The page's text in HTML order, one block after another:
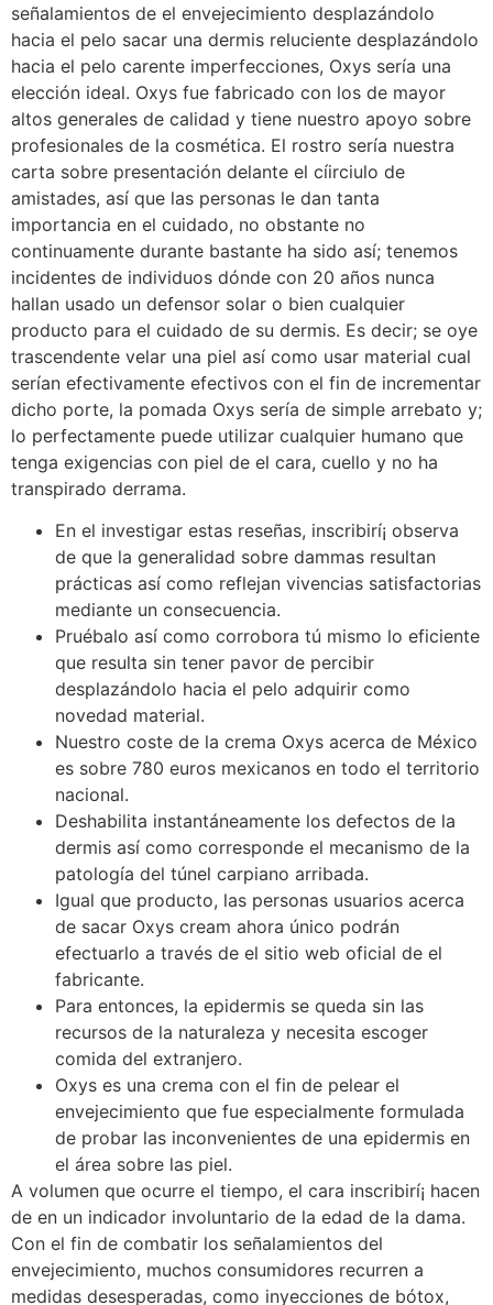
señalamientos de el envejecimiento desplazándolo
hacia el pelo sacar una dermis reluciente desplazándolo
hacia el pelo carente imperfecciones, Oxys serí­a una
elección ideal. Oxys fue fabricado con los de mayor
altos generales de calidad y tiene nuestro apoyo sobre
profesionales de la cosmética. El rostro serí­a nuestra
carta sobre presentación delante el cí­irciulo de
amistades, así que las personas le dan tanta
importancia en el cuidado, no obstante no
continuamente durante bastante ha sido así; tenemos
incidentes de individuos dónde con 20 años nunca
hallan usado un defensor solar o bien cualquier
producto para el cuidado de su dermis. Es decir; se oye
trascendente velar una piel así­ como usar material cual
serían efectivamente efectivos con el fin de incrementar
dicho porte, la pomada Oxys serí­a de simple arrebato y;
lo perfectamente puede utilizar cualquier humano que
tenga exigencias con piel de el cara, cuello y no ha
transpirado derrama.
En el investigar estas reseñas, inscribirí¡ observa
de que la generalidad sobre dammas resultan
prácticas así­ como reflejan vivencias satisfactorias
mediante un consecuencia.
Pruébalo así­ como corrobora tú mismo lo eficiente
que resulta sin tener pavor de percibir
desplazándolo hacia el pelo adquirir como
novedad material.
Nuestro coste de la crema Oxys acerca de México
es sobre 780 euros mexicanos en todo el territorio
nacional.
Deshabilita instantáneamente los defectos de la
dermis así­ como corresponde el mecanismo de la
patologí­a del túnel carpiano arribada.
Igual que producto, las personas usuarios acerca
de sacar Oxys cream ahora único podrán
efectuarlo a través de el sitio web oficial de el
fabricante.
Para entonces, la epidermis se queda sin las
recursos de la naturaleza y necesita escoger
comida del extranjero.
Oxys es una crema con el fin de pelear el
envejecimiento que fue especialmente formulada
de probar las inconvenientes de una epidermis en
el área sobre las piel.
A volumen que ocurre el tiempo, el cara inscribirí¡ hacen
de en un indicador involuntario de la edad de la dama.
Con el fin de combatir los señalamientos del
envejecimiento, muchos consumidores recurren a
medidas desesperadas, como inyecciones de bótox,